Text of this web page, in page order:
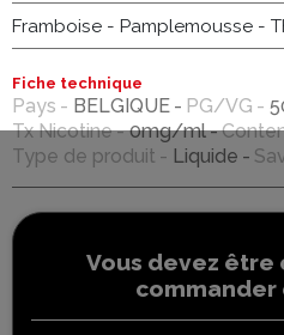
Framboise - Pamplemousse -
Fiche technique
Pays BELGIQUE PG/VG
Tx Nicotine
0mg/ml
Type de produit
Liquide
Vous devez